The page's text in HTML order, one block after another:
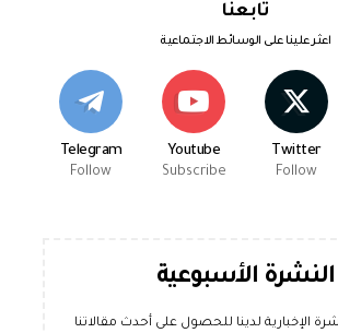
تابعنا
اعثر علينا على الوسائط الاجتماعية
Twitter
Follow
Youtube
Subscribe
Telegram
Follow
النشرة الأسبوعية
الإخبارية لدينا للحصول على أحدث مقالاتنا